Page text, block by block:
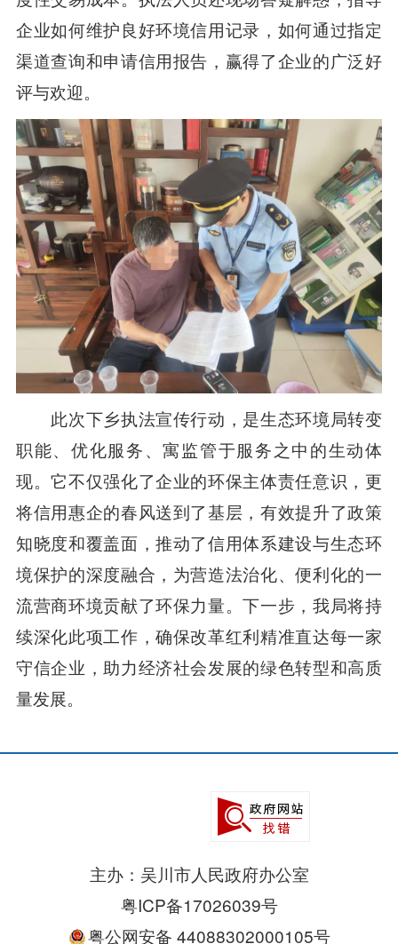
企业如何维护良好环境信用记录，如何通过指定
渠道查询和申请信用报告，赢得了企业的广泛好
评与欢迎。
此次下乡执法宣传行动，是生态环境局转变
职能、优化服务、寓监管于服务之中的生动体
现。它不仅强化了企业的环保主体责任意识，更
将信用惠企的春风送到了基层，有效提升了政策
知晓度和覆盖面，推动了信用体系建设与生态环
境保护的深度融合，为营造法治化、便利化的一
流营商环境贡献了环保力量。下一步，我局将持
续深化此项工作，确保改革红利精准直达每一家
守信企业，助力经济社会发展的绿色转型和高质
量发展。
主办：吴川市人民政府办公室
粤ICP备17026039号
粤公网安备 44088302000105号